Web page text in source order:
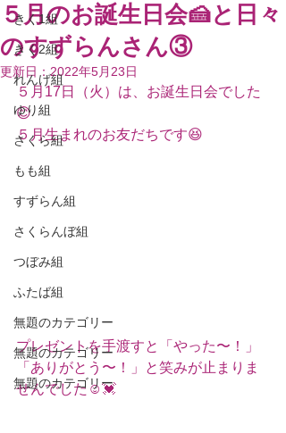
きく1組
きく2組
れんげ組
ゆり組
さくら組
もも組
すずらん組
さくらんぼ組
つぼみ組
ふたば組
無題のカテゴリー
無題のカテゴリー
無題のカテゴリー
５月のお誕生日会🍰と日々
のすずらんさん③
更新日：2022年5月23日
５月17日（火）は、お誕生日会でした
😊
５月生まれのお友だちです😆
プレゼントを手渡すと「やった〜！」
「ありがとう〜！」と笑みが止まりま
せんでした☺️💓